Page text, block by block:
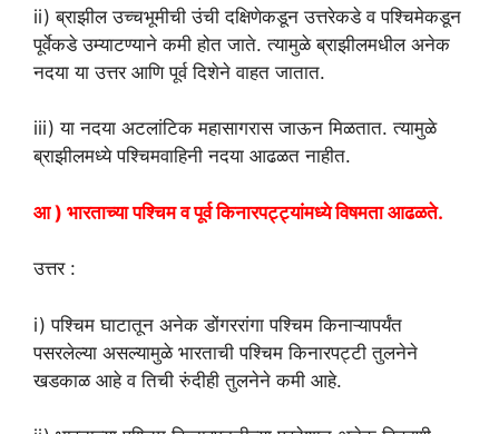
ii) ब्राझील उच्चभूमीची उंची दक्षिणेकडून उत्तरेकडे व पश्चिमेकडून
पूर्वेकडे उम्याटण्याने कमी होत जाते. त्यामुळे ब्राझीलमधील अनेक
नदया या उत्तर आणि पूर्व दिशेने वाहत जातात.
iii) या नदया अटलांटिक महासागरास जाऊन मिळतात. त्यामुळे
ब्राझीलमध्ये पश्चिमवाहिनी नदया आढळत नाहीत.
आ ) भारताच्या पश्चिम व पूर्व किनारपट्ट्यांमध्ये विषमता आढळते.
उत्तर :
i) पश्चिम घाटातून अनेक डोंगररांगा पश्चिम किनाऱ्यापर्यंत
पसरलेल्या असल्यामुळे भारताची पश्चिम किनारपट्टी तुलनेने
खडकाळ आहे व तिची रुंदीही तुलनेने कमी आहे.